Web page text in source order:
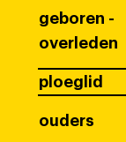
geboren -
overleden
ploeglid
ouders